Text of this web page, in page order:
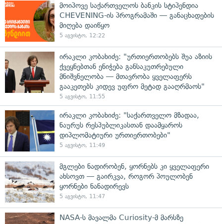
მოიპოვე საქართველოს ბანკის სტიპენდია
CHEVENING-ის პროგრამაში — განაცხადების
მიღება დაიწყო
5 აგვისტო, 12:22
ირაკლი კობახიძე: "ურთიერთობებს შუა აზიის
ქვეყნებთან ენიჭება განსაკუთრებული
მნიშვნელობა — მთავრობა ყველაფერს
გააკეთებს კიდევ უფრო მეტად გააღრმაოს"
5 აგვისტო, 11:55
ირაკლი კობახიძე: "საქართველო მზადაა,
ნაურუს რესპუბლიკასთან დაამყაროს
დიპლომატიური ურთიერთობები"
5 აგვისტო, 11:49
მგლები ნადირობენ, ყორნებს კი ყველაფერი
ახსოვთ — გაირკვა, როგორ პოულობენ
ყორნები ნანადირევს
5 აგვისტო, 11:47
NASA-ს მავალმა Curiosity-მ მარსზე